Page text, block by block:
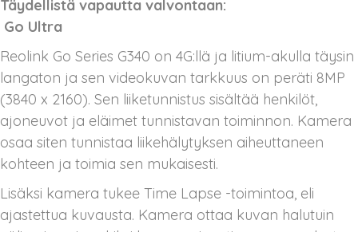
Täydellistä vapautta valvontaan:
Go Ultra
Reolink Go Series G340 on 4G:llä ja litium-akulla täysin
langaton ja sen videokuvan tarkkuus on peräti 8MP
(3840 x 2160). Sen liiketunnistus sisältää henkilöt,
ajoneuvot ja eläimet tunnistavan toiminnon. Kamera
osaa siten tunnistaa liikehälytyksen aiheuttaneen
kohteen ja toimia sen mukaisesti.
Lisäksi kamera tukee Time Lapse -toimintoa, eli
ajastettua kuvausta. Kamera ottaa kuvan halutuin